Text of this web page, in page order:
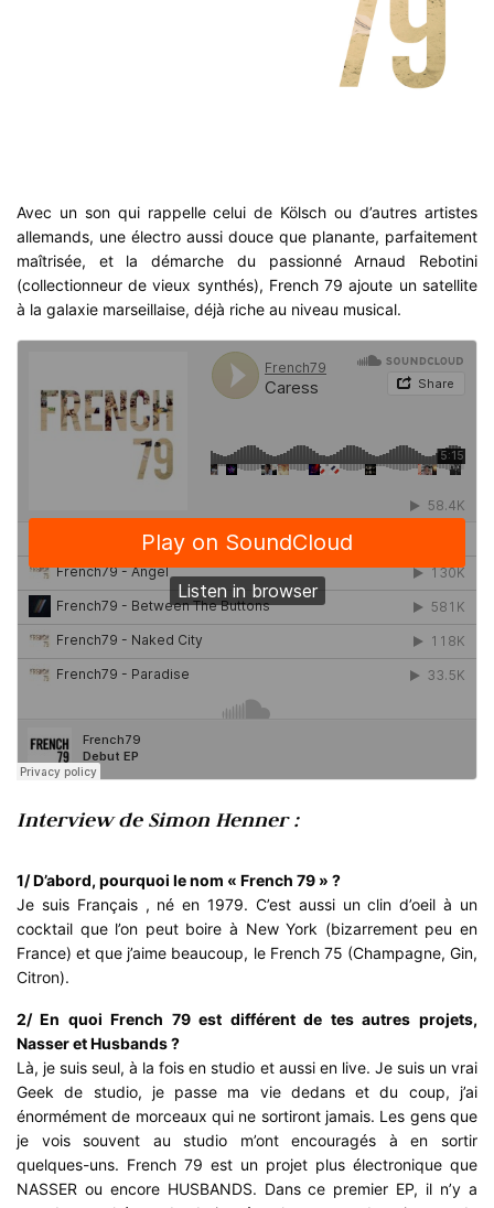
Avec un son qui rappelle celui de Kölsch ou d’autres artistes
allemands, une électro aussi douce que planante, parfaitement
maîtrisée, et la démarche du passionné Arnaud Rebotini
(collectionneur de vieux synthés), French 79 ajoute un satellite
à la galaxie marseillaise, déjà riche au niveau musical.
Interview de Simon Henner :
1/ D’abord, pourquoi le nom « French 79 » ?
Je suis Français , né en 1979. C’est aussi un clin d’oeil à un
cocktail que l’on peut boire à New York (bizarrement peu en
France) et que j’aime beaucoup, le French 75 (Champagne, Gin,
Citron).
2/ En quoi French 79 est différent de tes autres projets,
Nasser et Husbands ?
Là, je suis seul, à la fois en studio et aussi en live. Je suis un vrai
Geek de studio, je passe ma vie dedans et du coup, j’ai
énormément de morceaux qui ne sortiront jamais. Les gens que
je vois souvent au studio m’ont encouragés à en sortir
quelques-uns. French 79 est un projet plus électronique que
NASSER ou encore HUSBANDS. Dans ce premier EP, il n’y a